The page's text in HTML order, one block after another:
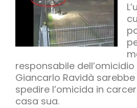
responsabile dell’omicidio
Giancarlo Ravidà
spedire l’omicida in
casa sua.